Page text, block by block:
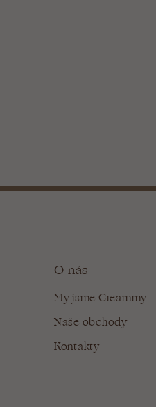
O nás
My jsme Creammy
Naše obchody
Kontakty